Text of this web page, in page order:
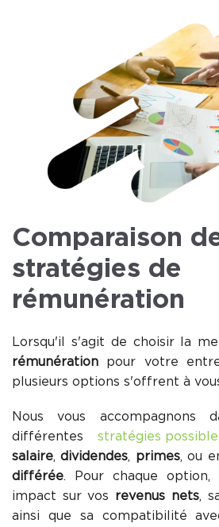
Comparaison
stratégies de
rémunération
Lorsqu'il s'agit de choisir la
rémunération pour votre
plusieurs options s'offrent à
Nous vous accompagnons
différentesstratégies
salaire,dividendes, primes, ou
différée. Pour chaque option,
impact sur vos revenus nets,
ainsi que sa compatibilité